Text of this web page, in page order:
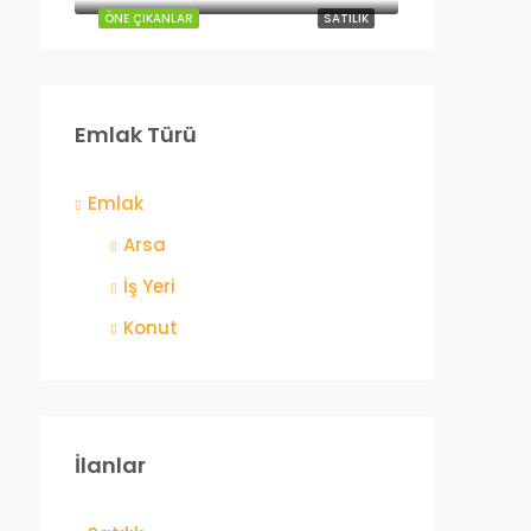
SATILIK
ÖNE ÇIKANLAR
Emlak Türü
Emlak
Arsa
İş Yeri
Konut
İlanlar